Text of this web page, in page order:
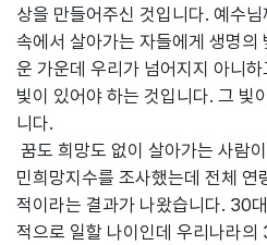
상을 만들어주신 것입니다. 예수
속에서 살아가는 자들에게 생명의
운 가운데 우리가 넘어지지 아니
빛이 있어야 하는 것입니다. 그 빛
니다.
꿈도 희망도 없이 살아가는 사람
민희망지수를 조사했는데 전체
적이라는 결과가 나왔습니다. 30
적으로 일할 나이인데 우리나라